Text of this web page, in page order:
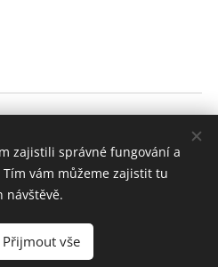
GDPR
stažení Cookies
zajistili správné fungování a
vám můžeme zajistit tu
návštěvě.
Přijmout vše